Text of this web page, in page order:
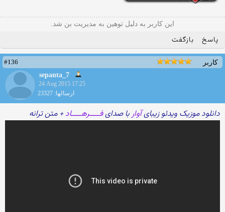
این کاربر به دلیل توهین به مدیریت بن شد.
پاسخ بازگفت
کاربر
#136
sepanta_7
24 Aug 2015 17:25
ارسالها: 23327
دانلود موزیک ویدئو زیبایآواربا صدایفـــــرهـــــاد+ متن ترانه